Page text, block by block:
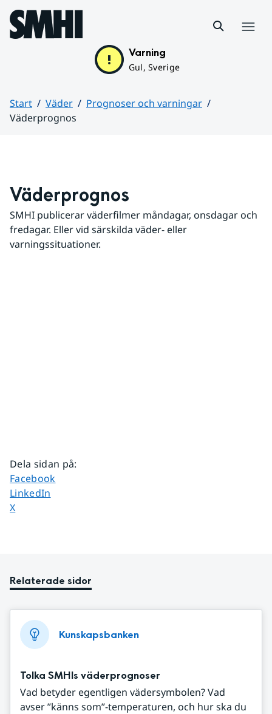
Hoppa till sidans innehåll
Varning
Gul, Sverige
Start Väder
Prognoser och varningar
Väderprognos
Väderprognos
SMHI publicerar väderfilmer måndagar, onsdagar och
fredagar. Eller vid särskilda väder- eller
varningssituationer.
Dela sidan på:
Dela sidan på
Facebook
Dela sidan på
LinkedIn
Dela sidan på
X
Relaterade sidor
Kunskapsbanken
Tolka SMHIs väderprognoser
Vad betyder egentligen vädersymbolen? Vad
avser ”känns som”-temperaturen, och hur ska du